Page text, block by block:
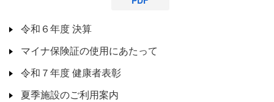
令和６年度 決算
マイナ保険証の使用にあたって
令和７年度 健康者表彰
夏季施設のご利用案内